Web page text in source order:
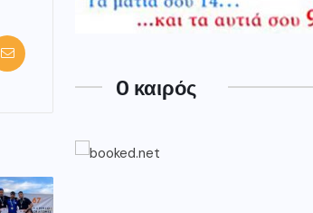
O καιρός